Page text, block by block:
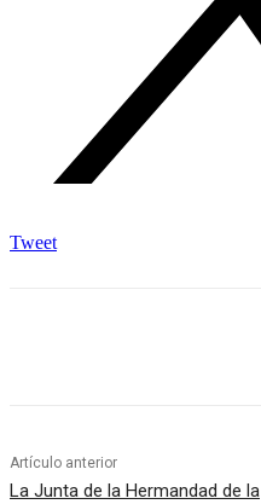
Tweet
Artículo anterior
La Junta de la Hermandad de la